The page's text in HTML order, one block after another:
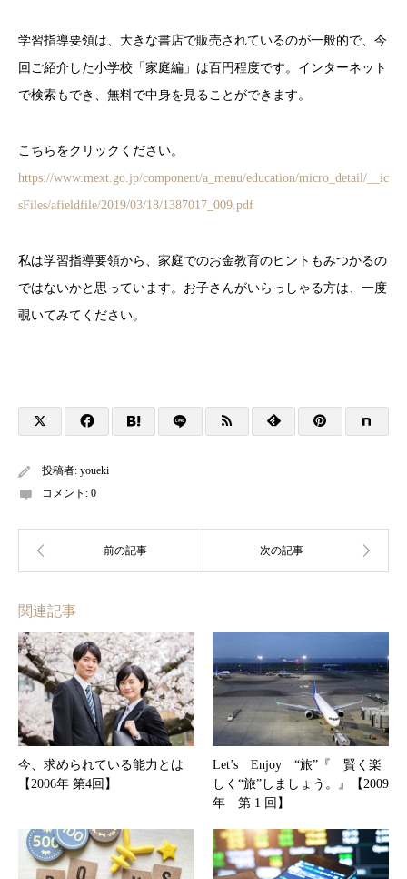
学習指導要領は、大きな書店で販売されているのが一般的で、今
回ご紹介した小学校「家庭編」は百円程度です。インターネット
で検索もでき、無料で中身を見ることができます。
こちらをクリックください。
https://www.mext.go.jp/component/a_menu/education/micro_detail/__ic
sFiles/afieldfile/2019/03/18/1387017_009.pdf
私は学習指導要領から、家庭でのお金教育のヒントもみつかるの
ではないかと思っています。お子さんがいらっしゃる方は、一度
覗いてみてください。
投稿者: youeki
コメント: 0
関連記事
今、求められている能力とは
【2006年 第4回】
Let’s Enjoy “旅”『 賢く楽
しく“旅”しましょう。』【2009
年 第 1 回】